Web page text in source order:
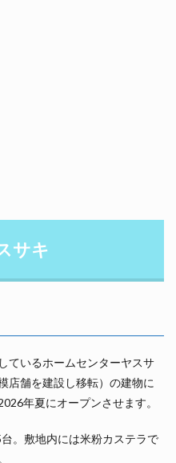
サキ
ているホームセンターヤスサ
店舗を建設し移転）の建物に
年夏にオープンさせます。
。敷地内には米粉カステラで